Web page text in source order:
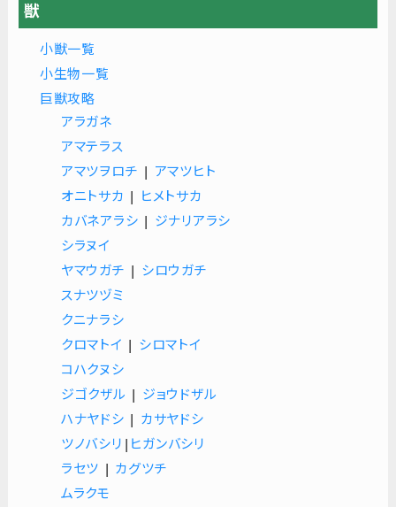
獣
小獣一覧
小生物一覧
巨獣攻略
アラガネ
アマテラス
アマツヲロチ | アマツヒト
オニトサカ | ヒメトサカ
カバネアラシ | ジナリアラシ
シラヌイ
ヤマウガチ | シロウガチ
スナツヅミ
クニナラシ
クロマトイ | シロマトイ
コハクヌシ
ジゴクザル | ジョウドザル
ハナヤドシ | カサヤドシ
ツノバシリ | ヒガンバシリ
ラセツ | カグツチ
ムラクモ